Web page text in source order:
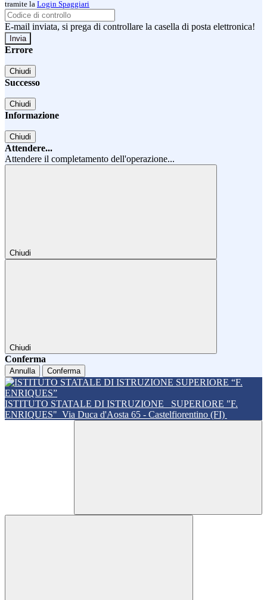
tramite la Login Spaggiari
E-mail inviata, si prega di controllare la casella di posta elettronica!
Errore
Chiudi
Successo
Chiudi
Informazione
Chiudi
Attendere...
Attendere il completamento dell'operazione...
Chiudi
Chiudi
Conferma
Annulla Conferma
ISTITUTO STATALE DI ISTRUZIONE
SUPERIORE "F.
ENRIQUES" Via Duca d'Aosta 65 - Castelfiorentino (FI)